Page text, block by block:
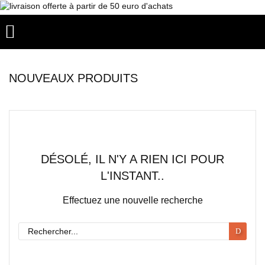

NOUVEAUX PRODUITS
DÉSOLÉ, IL N'Y A RIEN ICI POUR
L'INSTANT..
Effectuez une nouvelle recherche